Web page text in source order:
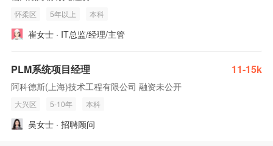
怀柔区 5年以上 本科
崔女士 · IT总监/经理/主管
PLM系统项目经理 11-15k
阿科德斯(上海)技术工程有限公司 融资未公开
大兴区 5-10年 本科
吴女士 · 招聘顾问